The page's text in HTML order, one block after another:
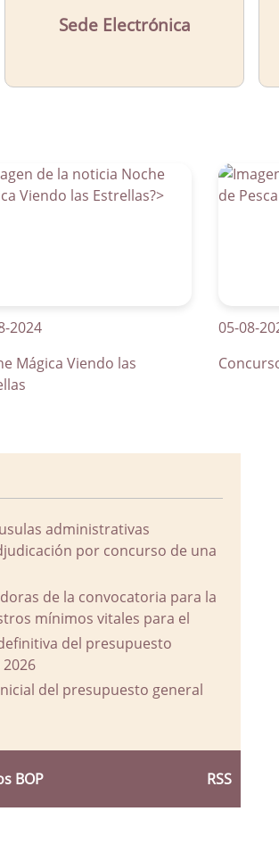
Sede Electrónica
Viendo las
05-08-2024
Concurso de
administrativas
por concurso de una
de la convocatoria para la
mínimos vitales para el
del presupuesto
del presupuesto general
BOP RSS